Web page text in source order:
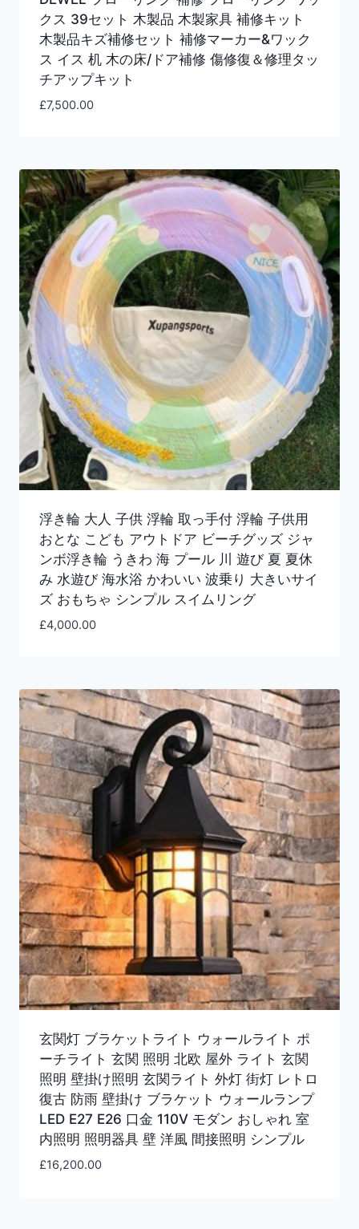
クス 39セット 木製品 木製家具 補修キット
木製品キズ補修セット 補修マーカー&ワック
ス イス 机 木の床/ドア補修 傷修復＆修理タッ
チアップキット
£7,500.00
浮き輪 大人 子供 浮輪 取っ手付 浮輪 子供用
おとな こども アウトドア ビーチグッズ ジャ
ンボ浮き輪 うきわ 海 プール 川 遊び 夏 夏休
み 水遊び 海水浴 かわいい 波乗り 大きいサイ
ズ おもちゃ シンプル スイムリング
£4,000.00
玄関灯 ブラケットライト ウォールライト ポ
ーチライト 玄関 照明 北欧 屋外 ライト 玄関
照明 壁掛け照明 玄関ライト 外灯 街灯 レトロ
復古 防雨 壁掛け ブラケット ウォールランプ
LED E27 E26 口金 110V モダン おしゃれ 室
内照明 照明器具 壁 洋風 間接照明 シンプル
£16,200.00